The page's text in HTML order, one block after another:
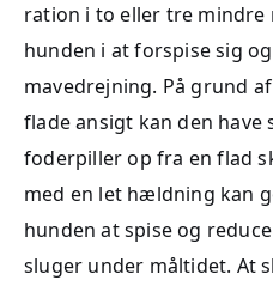
ration i to eller tre
hunden i at forspise sig
mavedrejning. På grund
flade ansigt kan den have
foderpiller op fra en flad
med en let hældning kan
hunden at spise og
sluger under måltidet. At